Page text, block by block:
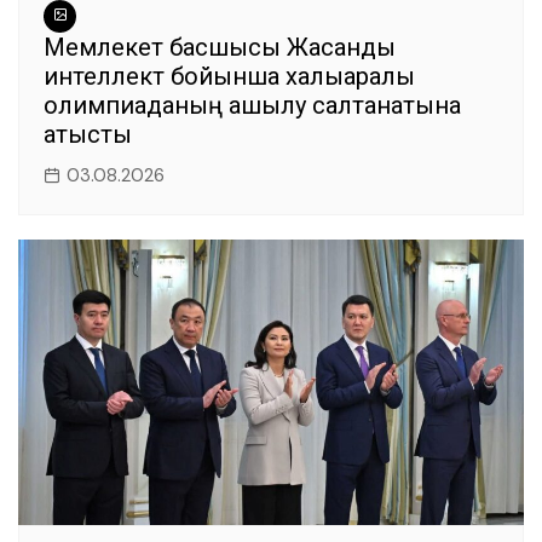
Мемлекет басшысы Жасанды
интеллект бойынша халықаралық
олимпиаданың ашылу салтанатына
қатысты
03.08.2026